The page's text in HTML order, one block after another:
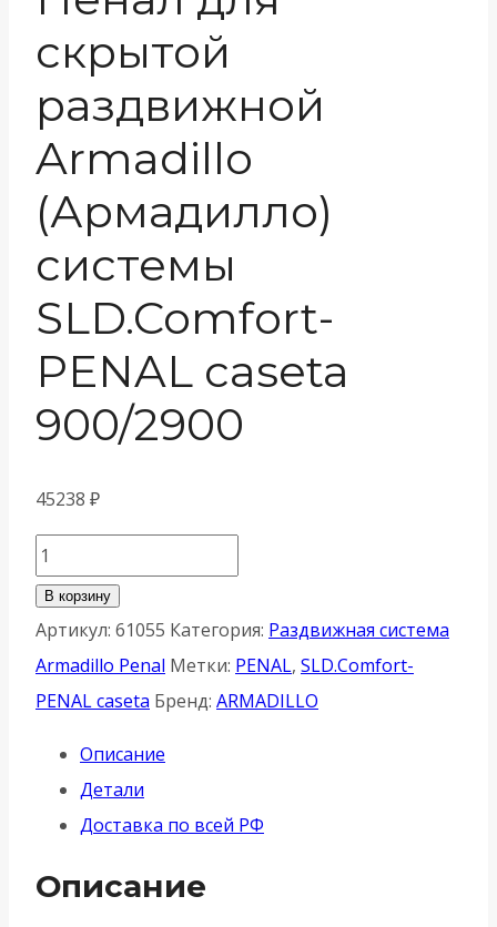
скрытой
раздвижной
Armadillo
(Армадилло)
системы
SLD.Comfort-
PENAL caseta
900/2900
45238 ₽
Количество
товара
Пенал
для
скрытой
Armadillo
(Армадилло)
системы
SLD.Comfort-
В корзину
Артикул: 61055 Категория: Раздвижная система
Armadillo Penal Метки: PENAL, SLD.Comfort-
PENAL caseta Бренд: ARMADILLO
Описание
Детали
Доставка по всей РФ
Описание